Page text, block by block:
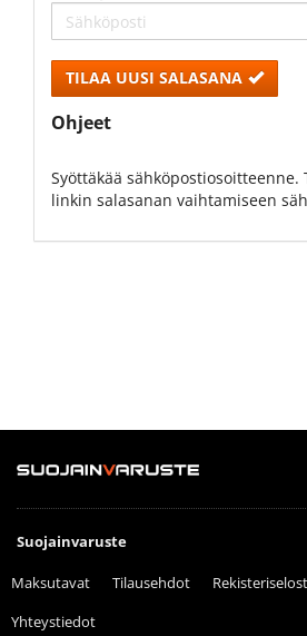
TILAA UUSI SALASANA
Ohjeet
Syöttäkää sähköpostiosoitteenne.
linkin salasanan vaihtamiseen
Suojainvaruste
Maksutavat Tilausehdot
Yhteystiedot